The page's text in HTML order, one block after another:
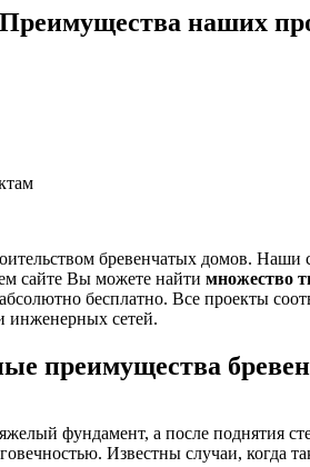
Преимущества наших
бревенчатых домов.
сайте Вы можете найти множество
бесплатно. Все проекты
инженерных сетей.
преимущества
фундамент, а после поднятия
Известны случаи, когда